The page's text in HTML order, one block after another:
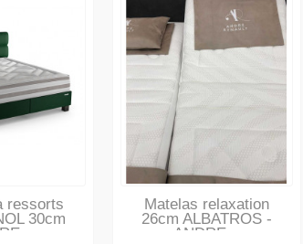
ressorts
30cm
Matelas relaxation
26cm ALBATROS -
ANDRE...